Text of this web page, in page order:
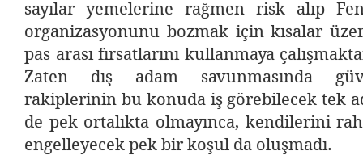
sayılar yemelerine rağmen risk alıp
organizasyonunu bozmak için kısalar
pas arası fırsatlarını kullanmaya
Zaten dış adam savunmasında
rakiplerinin bu konuda iş görebilecek tek
de pek ortalıkta olmayınca, kendilerini
engelleyecek pek bir koşul da oluşmadı.